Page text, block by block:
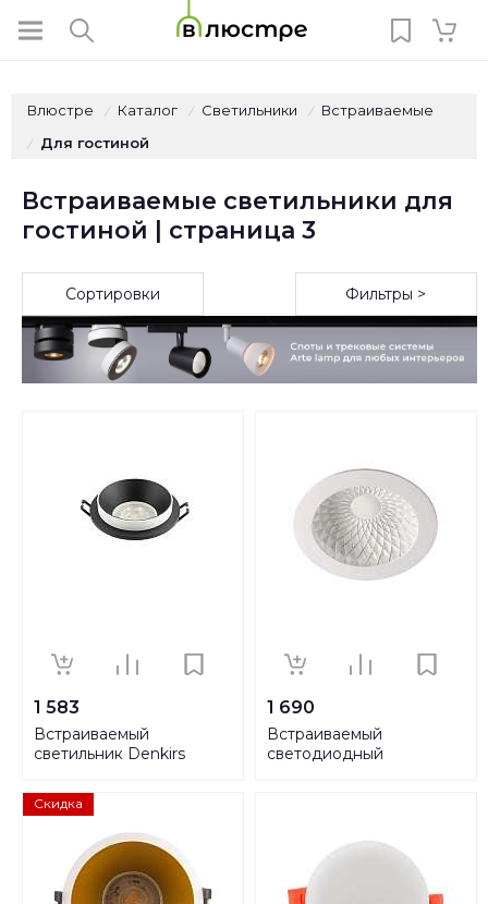
Влюстре / Каталог / Светильники / Встраиваемые
/ Для гостиной
Встраиваемые светильники для
гостиной | страница 3
Сортировки Фильтры >
1 583
Встраиваемый
светильник Denkirs
1 690
Встраиваемый
светодиодный
Скидка